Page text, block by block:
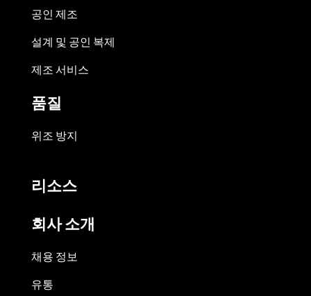
공인 제조
설계 및 공인 복제
제조 서비스
품질
위조 방지
리소스
회사 소개
채용 정보
유통